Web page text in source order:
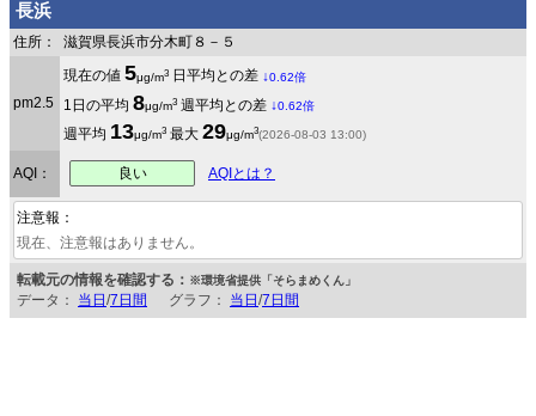
長浜
住所： 滋賀県長浜市分木町８－５
pm2.5
現在の値 5μg/m3 日平均との差 ↓0.62倍
1日の平均 8μg/m3 週平均との差 ↓0.62倍
週平均 13μg/m3 最大 29μg/m3(2026-08-03 13:00)
AQI： 良い AQIとは？
注意報：
現在、注意報はありません。
転載元の情報を確認する： ※環境省提供「そらまめくん」
データ： 当日 /7日間 グラフ： 当日 /7日間